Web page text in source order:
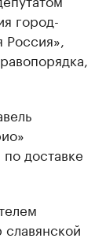
город-
доставке